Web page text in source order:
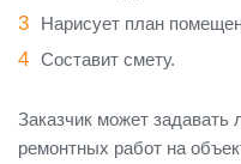
Нарисует план
Составит смету.
Заказчик может
ремонтных работ на